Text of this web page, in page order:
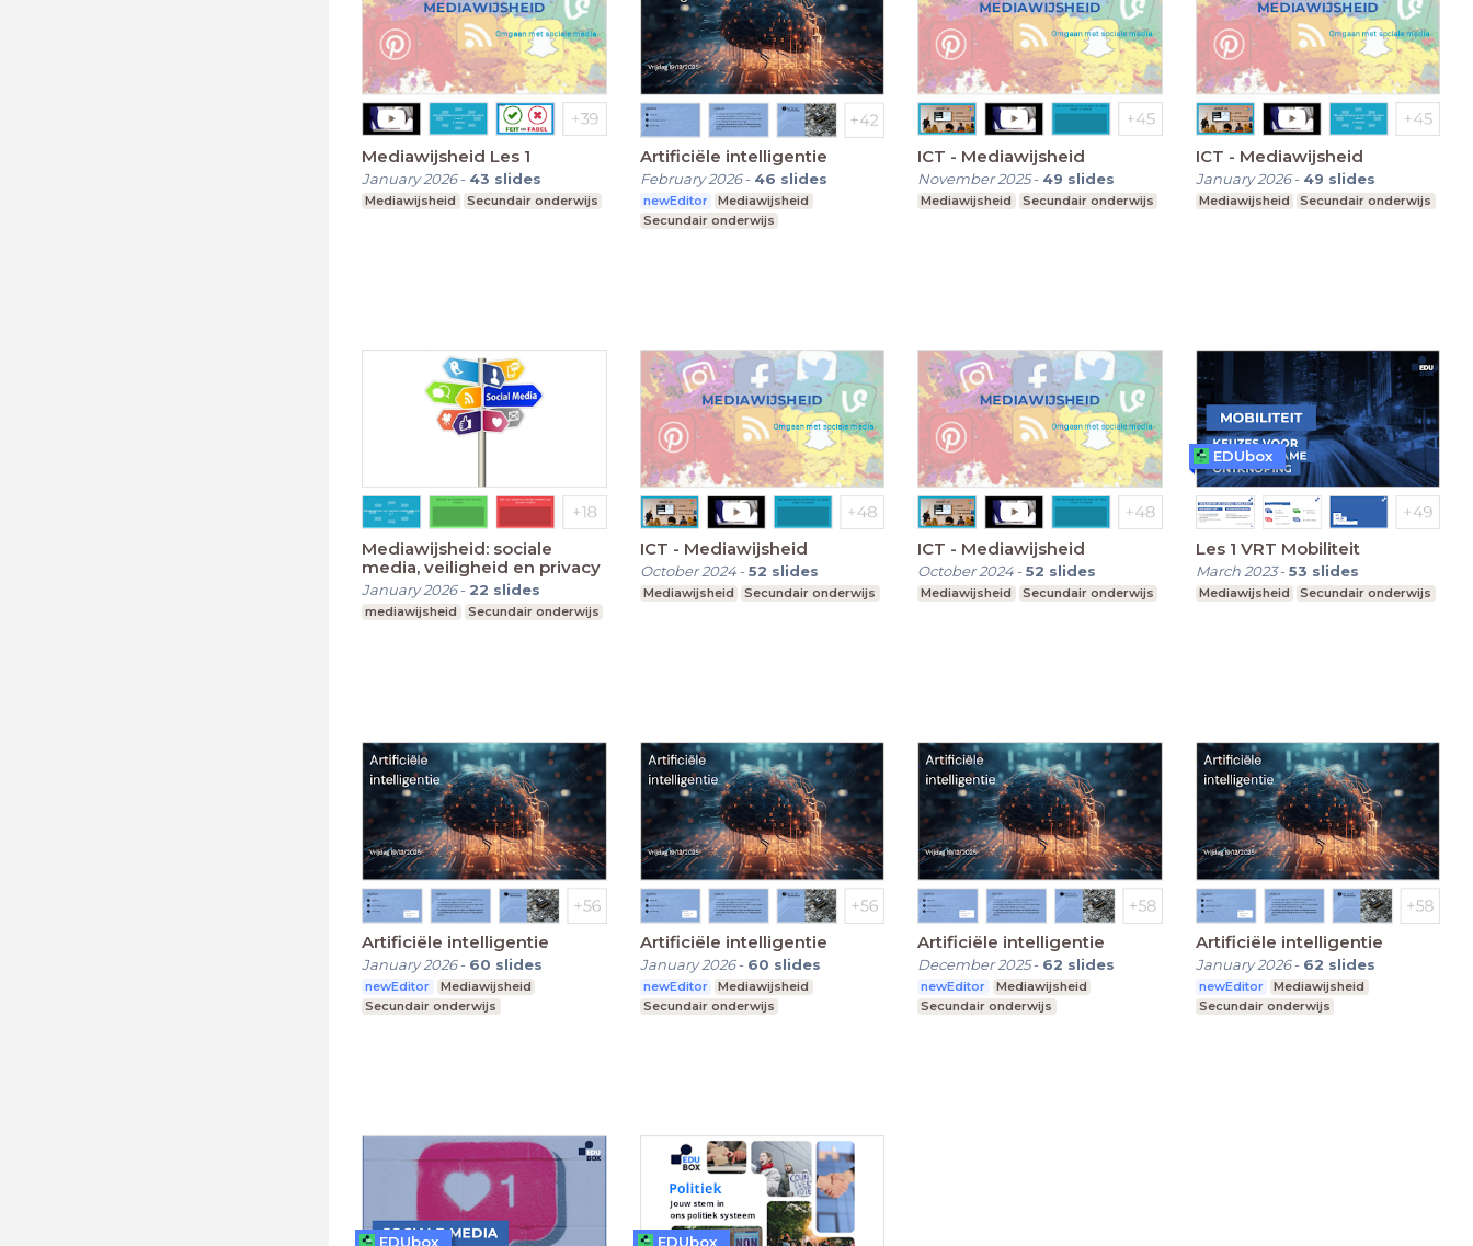
Mediawijsheid Les 1
January 2026- 43 slides
Mediawijsheid Secundair onderwijs
Artificiële intelligentie
February 2026- 46 slides
newEditor
Mediawijsheid
Secundair onderwijs
ICT - Mediawijsheid
November 2025- 49 slides
Mediawijsheid Secundair onderwijs
ICT - Mediawijsheid
January 2026- 49 slides
Mediawijsheid Secundair onderwijs
Mediawijsheid: sociale
media, veiligheid en privacy
January 2026- 22 slides
mediawijsheid Secundair onderwijs
ICT - Mediawijsheid
October 2024-52 slides
Mediawijsheid Secundair onderwijs
ICT - Mediawijsheid
October 2024-52 slides
Mediawijsheid Secundair onderwijs
Les 1 VRT Mobiliteit
March 2023-53 slides
Mediawijsheid Secundair onderwijs
EDUbox
Artificiële intelligentie
January 2026- 60 slides
newEditor
Mediawijsheid
Secundair onderwijs
Artificiële intelligentie
January 2026- 60 slides
newEditor
Mediawijsheid
Secundair onderwijs
Artificiële intelligentie
December 2025- 62 slides
newEditor
Mediawijsheid
Secundair onderwijs
Artificiële intelligentie
January 2026- 62 slides
newEditor
Mediawijsheid
Secundair onderwijs
EDUbox EDUbox